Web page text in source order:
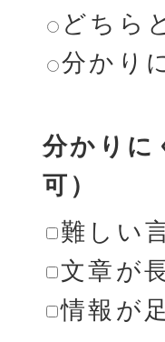
どちら
分かり
分かりに
可）
難しい
文章が
情報が